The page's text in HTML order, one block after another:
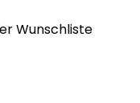
Wunschliste